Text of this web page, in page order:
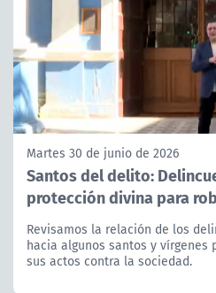
Martes 30 de junio de 2026
Santos del delito:
protección divina para
Revisamos la relación de los
hacia algunos santos y
sus actos contra la sociedad.